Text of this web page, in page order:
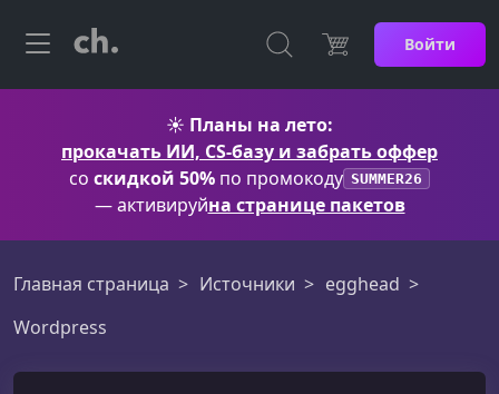
Войти
☀️ Планы на лето:
прокачать ИИ, CS-базу и забрать оффер
со скидкой 50% по промокоду SUMMER26
— активируйна странице пакетов
Главная страница Источники
egghead
Wordpress